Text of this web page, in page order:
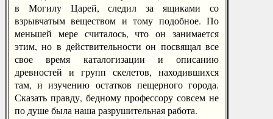
в Могилу Царей, следил за ящиками со
взрывчатым веществом и тому подобное. По
меньшей мере считалось, что он занимается
этим, но в действительности он посвящал все
свое время каталогизации и описанию
древностей и групп скелетов, находившихся
там, и изучению остатков пещерного города.
Сказать правду, бедному профессору совсем не
по душе была наша разрушительная работа.